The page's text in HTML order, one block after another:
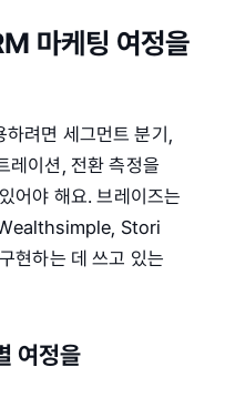
마케팅 여정을
려면 세그먼트 분기,
레이션, 전환 측정을
어야 해요. 브레이즈는
Stori
현하는 데 쓰고 있는
여정을